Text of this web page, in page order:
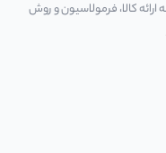
کالا، فرمولاسیون و روش